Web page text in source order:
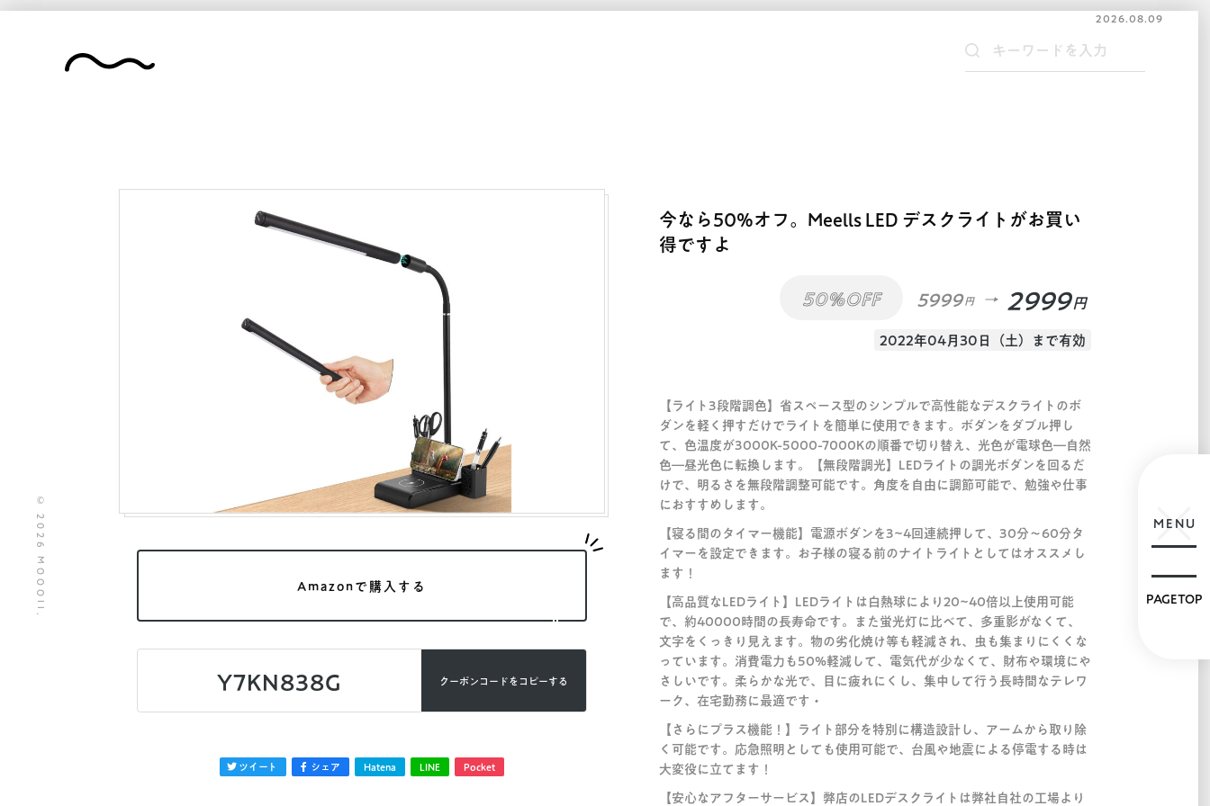
2026.08.09
Amazonで購入する
Y7KN838G クーポンコードを コピーする
ツイート シェア Hatena LINE Pocket
今なら50%オフ。Meells LED デスクライトがお買い
得ですよ
50%OFF 5999 円 2999 円
2022年04月30日（土）まで有効
【ライト3段階調色】省スペース型のシンプルで高性能なデスクライトのボ
ダンを軽く押すだけでライトを簡単に使用できます。ボダンをダブル押し
て、色温度が3000K-5000-7000Kの順番で切り替え、光色が電球色―自然
色―昼光色に転換します。【無段階調光】LEDライトの調光ボダンを回るだ
けで、明るさを無段階調整可能です。角度を自由に調節可能で、勉強や仕事
におすすめします。
【寝る間のタイマー機能】電源ボダンを3~4回連続押して、30分～60分タ
イマーを設定できます。お子様の寝る前のナイトライトとしてはオススメし
ます！
【高品質なLEDライト】LEDライトは白熱球により20~40倍以上使用可能
で、約40000時間の長寿命です。また蛍光灯に比べて、多重影がなくて、
文字をくっきり見えます。物の劣化焼け等も軽減され、虫も集まりにくくな
っています。消費電力も50%軽減して、電気代が少なくて、財布や環境にや
さしいです。柔らかな光で、目に疲れにくし、集中して行う長時間なテレワ
ーク、在宅勤務に最適です・
【さらにプラス機能！】ライト部分を特別に構造設計し、アームから取り除
く可能です。応急照明としても使用可能で、台風や地震による停電する時は
大変役に立てます！
【安心なアフターサービス】弊店のLEDデスクライトは弊社自社の工場より
© 2026 MOOOII. MENU
PAGETOP